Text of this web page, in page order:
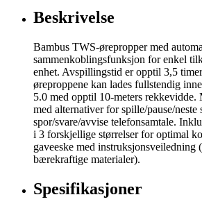
Beskrivelse
Bambus TWS-ørepropper med
sammenkoblingsfunksjon for enkel
enhet. Avspillingstid er opptil 3,5
øreproppene kan lades fullstendig
5.0 med opptil 10-meters
med alternativer for spille/pause/neste
spor/svare/avvise telefonsamtale.
i 3 forskjellige størrelser for optimal
gaveeske med instruksjonsveiledning
bærekraftige materialer).
Spesifikasjoner